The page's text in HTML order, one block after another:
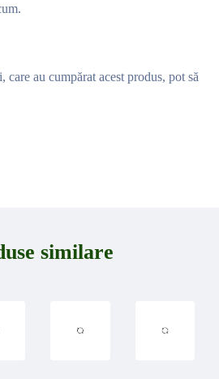
au cumpărat acest produs, pot să
similare